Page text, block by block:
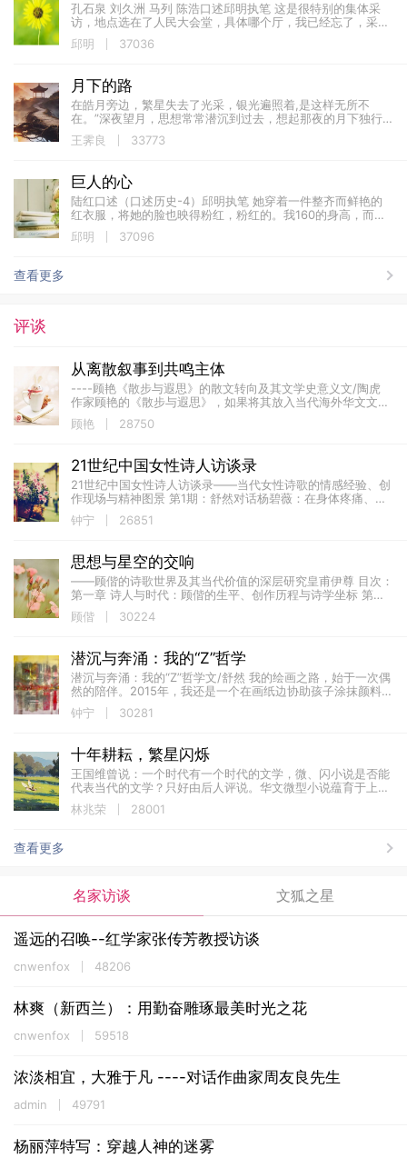
孔石泉 刘久洲 马列 陈浩口述邱明执笔 这是很特别的集体采
访，地点选在了人民大会堂，具体哪个厅，我已经忘了，采访
目的是为《中华英烈》写稿，几位伯伯居然都到齐了，实属不
易，因为周恩来已经去世10年了...
邱明 37036
月下的路
在皓月旁边，繁星失去了光采，银光遍照着,是这样无所不
在。”深夜望月，思想常常潜沉到过去，想起那夜的月下独行
来，历载睽隔，依然如昨。 那样一个冬意已真、四野阒然的深
夜，—&...
王霁良 33773
巨人的心
陆红口述（口述历史-4）邱明执笔 她穿着一件整齐而鲜艳的
红衣服，将她的脸也映得粉红，粉红的。我160的身高，而她
的身高不及我的胸，小小的手，胖胖的，短短的，像是幼儿。
她梳一对短辫，常常露着甜甜的笑。...
邱明 37096
查看更多
评谈
从离散叙事到共鸣主体
----顾艳《散步与遐思》的散文转向及其文学史意义文/陶虎
作家顾艳的《散步与遐思》，如果将其放入当代海外华文文学
与女性知识分子写作的脉络中考察，这部作品更值得关注之处
在于：它标志着一种从&ldq...
顾艳 28750
21世纪中国女性诗人访谈录
21世纪中国女性诗人访谈录——当代女性诗歌的情感经验、创
作现场与精神图景 第1期：舒然对话杨碧薇：在身体疼痛、南
钟宁 26851
思想与星空的交响
——顾偕的诗歌世界及其当代价值的深层研究皇甫伊尊 目次：
第一章 诗人与时代：顾偕的生平、创作历程与诗学坐标 第二
章 文本的宇宙：顾偕核心作品的诗学建构与艺术...
顾偕 30224
潜沉与奔涌：我的“Z”哲学
潜沉与奔涌：我的“Z”哲学文/舒然 我的绘画之路，始于一次偶
然的陪伴。2015年，我还是一个在画纸边协助孩子涂抹颜料的
母亲。未曾想，那份童稚的邀请，竟悄然开启了我与艺术的
深...
钟宁 30281
十年耕耘，繁星闪烁
王国维曾说：一个时代有一个时代的文学，微、闪小说是否能
代表当代的文学？只好由后人评说。华文微型小说蕴育于上世
纪八十年代初，包含华文闪小说。 1994年12月于新加坡召开
首届世界华文微型小说...
林兆荣 28001
查看更多
名家访谈 文狐之星
遥远的召唤--红学家张传芳教授访谈
cnwenfox 48206
林爽（新西兰）：用勤奋雕琢最美时光之花
cnwenfox 59518
浓淡相宜，大雅于凡 ----对话作曲家周友良先生
admin 49791
杨丽萍特写：穿越人神的迷雾